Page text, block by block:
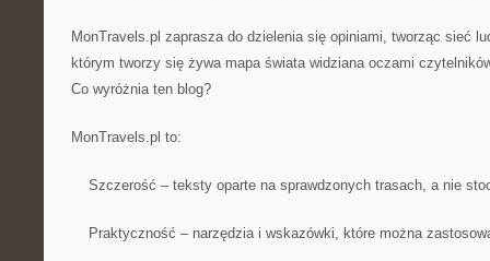
MonTravels.pl zaprasza do dzielenia się opiniami, tworząc sieć
którym tworzy się żywa mapa świata widziana oczami
Co wyróżnia ten blog?
MonTravels.pl to:
Szczerość – teksty oparte na sprawdzonych trasach, a nie
Praktyczność – narzędzia i wskazówki, które można